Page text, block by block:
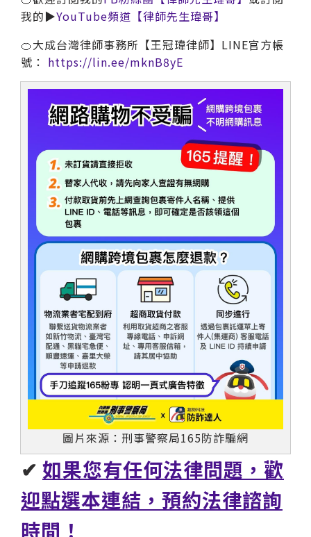
我的▶YouTube頻道【律師先生瑋哥】
🍊大成台灣律師事務所【王冠瑋律師】LINE官方帳
號： https://lin.ee/mknB8yE
圖片來源：刑事警察局165防詐騙網
✔ 如果您有任何法律問題，歡
迎點選本連結，預約法律諮詢
時間！